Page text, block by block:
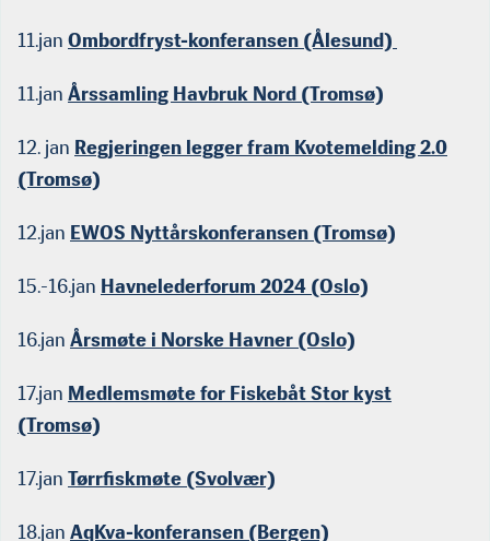
11.jan Ombordfryst-konferansen (Ålesund)
11.jan Årssamling Havbruk Nord (Tromsø)
12. jan Regjeringen legger fram Kvotemelding 2.0
(Tromsø)
12.jan EWOS Nyttårskonferansen (Tromsø)
15.-16.jan Havnelederforum 2024 (Oslo)
16.jan Årsmøte i Norske Havner (Oslo)
17.jan Medlemsmøte for Fiskebåt Stor kyst
(Tromsø)
17.jan Tørrfiskmøte (Svolvær)
18.jan AqKva-konferansen (Bergen)